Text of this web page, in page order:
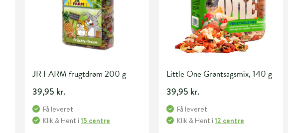
JR FARM frugtdrøm 200 g
39,95 kr.
Få leveret
Klik & Hent i15 centre
Little One Grøntsagsmix, 140 g
39,95 kr.
Få leveret
Klik & Hent i12 centre